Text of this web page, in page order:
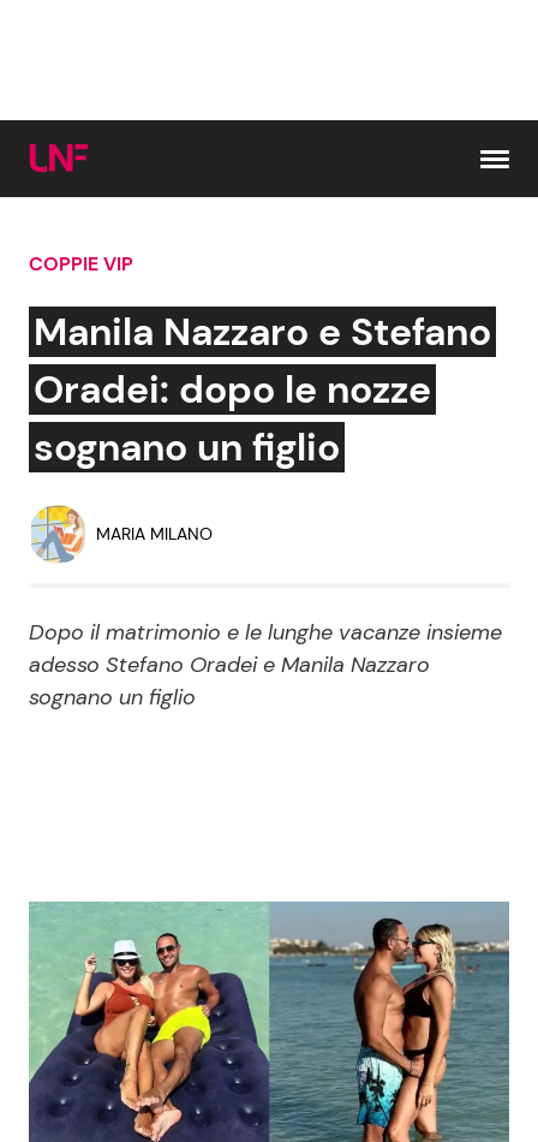
Cerca:
News e Cronaca
Attualità Italiana
Economia
Persone Scomparse
Politica
Gossip e TV
Bellezze VIP
Programmi TV
News Cinema
News Musica
News Spettacolo
News dal mondo
Benessere Cucina e Ricette
COPPIE VIP
Manila Nazzaro e Stefano
Oradei: dopo le nozze
sognano un figlio
MARIA MILANO
Dopo il matrimonio e le lunghe vacanze insieme
adesso Stefano Oradei e Manila Nazzaro
sognano un figlio